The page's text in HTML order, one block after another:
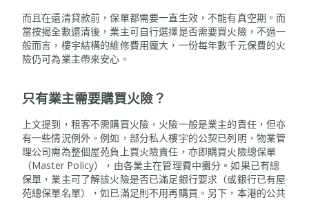
而且在還清貸款前，保單都需要一直生效，不能有真空期。而
當按揭全數還清後，業主可自行選擇是否需要買火險，不過一
般而言，樓宇結構的維修費用龐大，一份每年數千元保費的火
險仍可為業主帶來安心。
只有業主需要購買火險？
上文提到，租客不需購買火險，火險一般是業主的責任，但亦
有一些情況例外。例如，部分私人樓宇的公契已列明，物業管
理公司需為整個屋苑負上買火險責任，亦即購買火險總保單
（Master Policy），由各業主在管理費中攤分。如果已有總
保單，業主可了解該火險是否已滿足銀行要求（或銀行已有屋
苑總保單名單），如已滿足則不用再購買。另下，本港的公共